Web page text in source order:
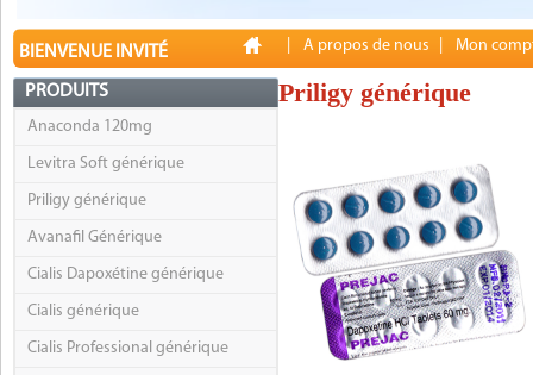
BIENVENUE INVITÉ A propos de nous Mon
PRODUITS
Anaconda 120mg
Levitra Soft générique
Priligy générique
Avanafil Générique
Cialis Dapoxétine générique
Cialis générique
Cialis Professional générique
Priligy générique